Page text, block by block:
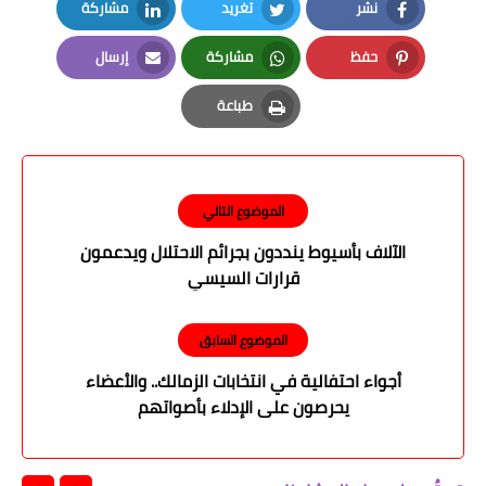
نشر
Facebook
تغريد
Twitter
مشاركة
LinkedIn
حفظ
Pinterest
مشاركة
Whatsapp
إرسال
Email
طباعة
Print
الموضوع التالي
الآلاف بأسيوط ينددون بجرائم الاحتلال ويدعمون
قرارات السيسي
الموضوع السابق
أجواء احتفالية في انتخابات الزمالك.. والأعضاء
يحرصون على الإدلاء بأصواتهم